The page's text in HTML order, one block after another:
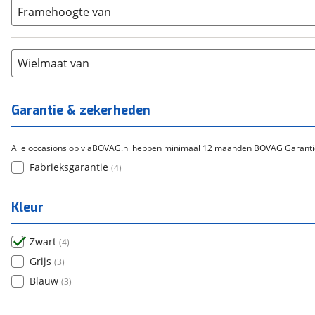
Cortina (0)
Flyer (0)
Overig ( 0)
15-20 (0)
21+
Chroom-molybdeen (0)
Scandium
Staal (0 )
Tica
Framehoogte van
Wielmaat van
Garantie & zekerheden
Alle occasions op viaBOVAG.nl hebben minimaal 12 maanden BOVAG
Fabrieksgarantie (4)
Kleur
Zwart (4)
Grijs (3)
Blauw (3)